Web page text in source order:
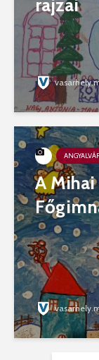
rajzai
A